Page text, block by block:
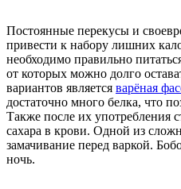
Постоянные перекусы и
привести к набору лишних
необходимо правильно
от которых можно долго
вариантов является варёная
достаточно много белка, что
Также после их употребления
сахара в крови. Одной из
замачивание перед варкой.
ночь.